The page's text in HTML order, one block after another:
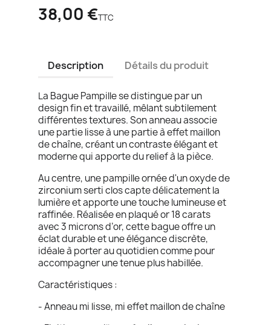
38,00 €TTC
Description Détails du produit
La Bague Pampille se distingue par un
design fin et travaillé, mêlant subtilement
différentes textures. Son anneau associe
une partie lisse à une partie à effet maillon
de chaîne, créant un contraste élégant et
moderne qui apporte du relief à la pièce.
Au centre, une pampille ornée d'un oxyde de
zirconium serti clos capte délicatement la
lumière et apporte une touche lumineuse et
raffinée. Réalisée en plaqué or 18 carats
avec 3 microns d’or, cette bague offre un
éclat durable et une élégance discrète,
idéale à porter au quotidien comme pour
accompagner une tenue plus habillée.
Caractéristiques :
- Anneau mi lisse, mi effet maillon de chaîne